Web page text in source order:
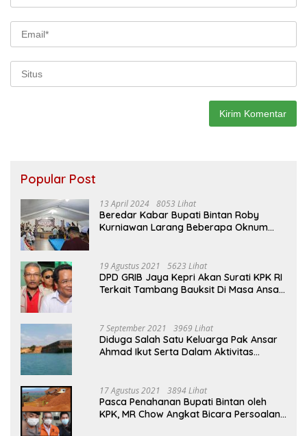
Popular Post
13 April 2024 8053 Lihat
Beredar Kabar Bupati Bintan Roby
Kurniawan Larang Beberapa Oknum
19 Agustus 2021 5623 Lihat
DPD GRIB Jaya Kepri Akan Surati KPK RI
Terkait Tambang Bauksit Di Masa Ansar
7 September 2021 3969 Lihat
Diduga Salah Satu Keluarga Pak Ansar
Ahmad Ikut Serta Dalam Aktivitas
17 Agustus 2021 3894 Lihat
Pasca Penahanan Bupati Bintan oleh
KPK, MR Chow Angkat Bicara Persoalan